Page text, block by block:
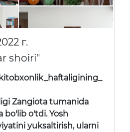
г.
shoiri"
Zangiota tumanida
bo'lib o'tdi. Yosh
yuksaltirish, ularni